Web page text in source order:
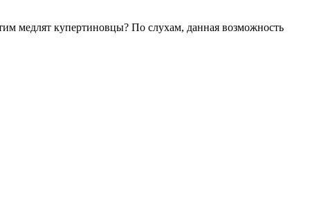
медлят купертиновцы? По слухам, данная возможность